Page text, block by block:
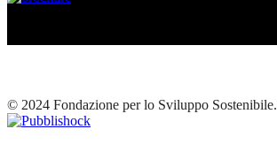
© 2024 Fondazione per lo Sviluppo Sostenibile.